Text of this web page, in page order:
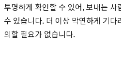
투명하게 확인할 수 있어, 보내는
수 있습니다. 더 이상 막연하게 기
의할 필요가 없습니다.